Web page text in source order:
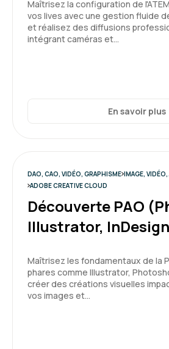
Maîtrisez la configuration de
vos lives avec une gestion fluide
et réalisez des diffusions
intégrant caméras et…
En savoir plus
DAO, CAO, VIDÉO, GRAPHISME IMAGE,
ADOBE CREATIVE CLOUD
Découverte PAO
Illustrator,
Maîtrisez les fondamentaux de la
phares comme Illustrator,
créer des créations visuelles
vos images et…